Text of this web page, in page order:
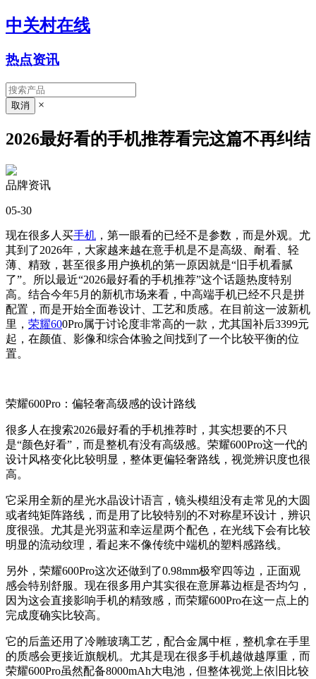
中关村在线
热点资讯
×
2026最好看的手机推荐看完这篇不再纠结
品牌资讯
05-30
现在很多人买手机 ，第一眼看的已经不是参数，而是外观。尤
其到了2026年，大家越来越在意手机是不是高级、耐看、轻
薄、精致，甚至很多用户换机的第一原因就是“旧手机看腻
了”。所以最近“2026最好看的手机推荐”这个话题热度特别
高。结合今年5月的新机市场来看，中高端手机已经不只是拼
配置，而是开始全面卷设计、工艺和质感。在目前这一波新机
里， 荣耀600Pro属于讨论度非常高的一款，尤其国补后3399元
起，在颜值、影像和综合体验之间找到了一个比较平衡的位
置。
荣耀600Pro：偏轻奢高级感的设计路线
很多人在搜索2026最好看的手机推荐时，其实想要的不只
是“颜色好看”，而是整机有没有高级感。荣耀600Pro这一代的
设计风格变化比较明显，整体更偏轻奢路线，视觉辨识度也很
高。
它采用全新的星光水晶设计语言，镜头模组没有走常见的大圆
或者纯矩阵路线，而是用了比较特别的不对称星环设计，辨识
度很强。尤其是光羽蓝和幸运星两个配色，在光线下会有比较
明显的流动纹理，看起来不像传统中端机的塑料感路线。
另外，荣耀600Pro这次还做到了0.98mm极窄四等边，正面观
感会特别舒服。现在很多用户其实很在意屏幕边框是否均匀，
因为这会直接影响手机的精致感，而荣耀600Pro在这一点上的
完成度确实比较高。
它的后盖还用了冷雕玻璃工艺，配合金属中框，整机拿在手里
的质感会更接近旗舰机。尤其是现在很多手机越做越厚重，而
荣耀600Pro虽然配备8000mAh大电池，但整体视觉上依旧比较